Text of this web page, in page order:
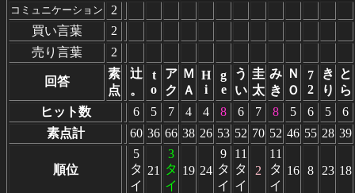
コミュニケーション
2
買い言葉
2
売り言葉
2
回答
素
点
辻
。
t
o
ア
ク
Ｍ
Ａ
H
i
g
e
う
い
圭
太
み
き
Ｎ
Ｏ
7
2
き
り
と
ら
ヒット数
6 5 7 4 4 8 6 7 8 5 6 5
6
素点計
60 36 66 38 26 53 52 70 52 46 55 28 39
順位
5
タ
イ
21
3
タ
イ
19 24
9
タ
イ
11
タ
イ
2
11
タ
イ
16 8 23 18